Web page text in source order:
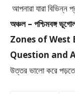
আপনারা যারা বিভিন্ন
অঞ্চল –
Zones of West
Question and
উত্তর ভালো করে পড়তে